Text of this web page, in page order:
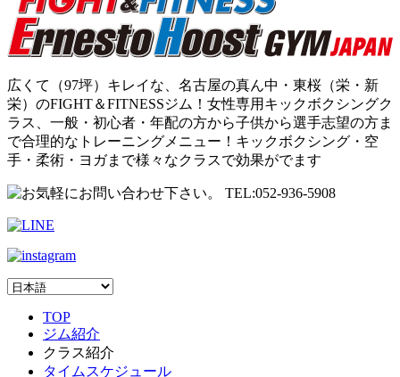
広くて（97坪）キレイな、名古屋の真ん中・東桜（栄・新
栄）のFIGHT＆FITNESSジム！女性専用キックボクシングク
ラス、一般・初心者・年配の方から子供から選手志望の方ま
で合理的なトレーニングメニュー！キックボクシング・空
手・柔術・ヨガまで様々なクラスで効果がでます
TOP
ジム紹介
クラス紹介
タイムスケジュール